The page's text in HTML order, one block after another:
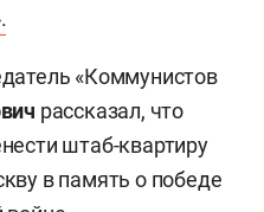
«Коммунистов
рассказал, что
штаб-квартиру
в память о победе